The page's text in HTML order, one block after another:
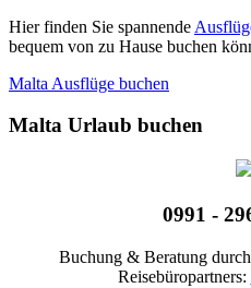
Hier finden Sie spannende
bequem von zu Hause buchen
Malta Ausflüge buchen
Malta Urlaub buchen
0991 -
Buchung & Beratung
Reisebüropartners: